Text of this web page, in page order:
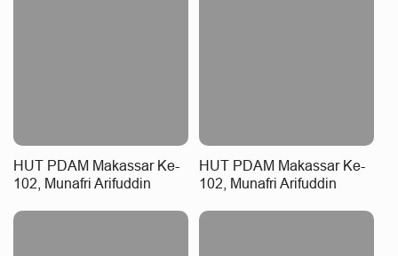
HUT PDAM Makassar Ke-
102, Munafri Arifuddin
Pelayanan Air Bersih
HUT PDAM Makassar Ke-
102, Munafri Arifuddin
Tingkatkan Pelayanan Air